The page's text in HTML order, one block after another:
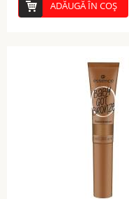
ADĂUGĂ ÎN COŞ